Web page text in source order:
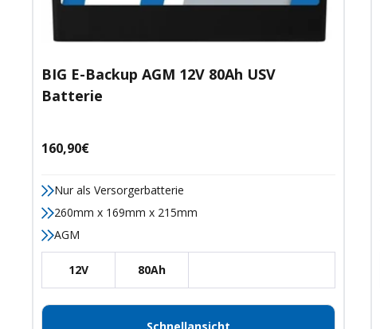
BIG E-Backup AGM 12V 80Ah USV
Batterie
Angebotspreis
160,90€
Nur als Versorgerbatterie
260mm x 169mm x 215mm
AGM
12V 80Ah